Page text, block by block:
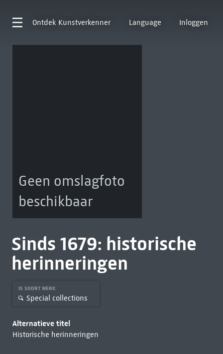
Ontdek Kunstverkenner Language Inloggen
Geen omslagfoto
beschikbaar
Sinds 1679: historische
herinneringen
IS SOORT WERK
Special collections
Alternatieve titel
Historische herinneringen